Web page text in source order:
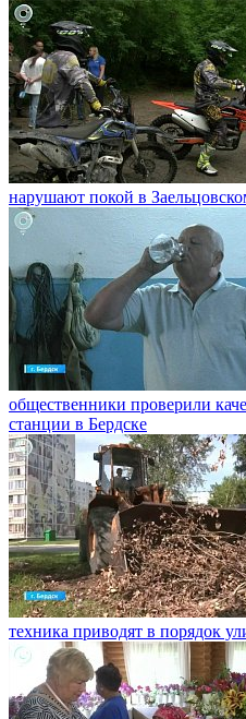
нарушают покой в
общественники проверили
станции в Бердске
техника приводят в порядок